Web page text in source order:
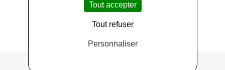
Retour sur la liste des adhérents
Tout accepter
Tout refuser
Personnaliser